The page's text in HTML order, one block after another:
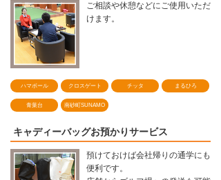
ご相談や休憩などにご使用いただ
けます。
ハマボール クロスゲート チッタ まるひろ
青葉台 南砂町SUNAMO
キャディーバッグお預かりサービス
預けておけば会社帰りの通学にも
便利です。